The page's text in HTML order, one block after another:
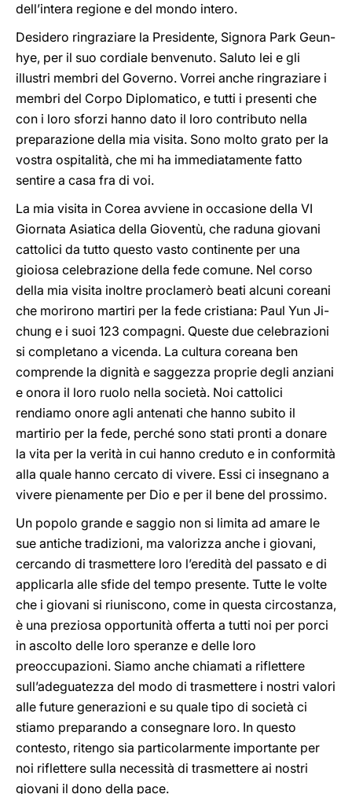
dell’intera regione e del mondo intero.
Desidero ringraziare la Presidente, Signora Park Geun-
hye, per il suo cordiale benvenuto. Saluto lei e gli
illustri membri del Governo. Vorrei anche ringraziare i
membri del Corpo Diplomatico, e tutti i presenti che
con i loro sforzi hanno dato il loro contributo nella
preparazione della mia visita. Sono molto grato per la
vostra ospitalità, che mi ha immediatamente fatto
sentire a casa fra di voi.
La mia visita in Corea avviene in occasione della VI
Giornata Asiatica della Gioventù, che raduna giovani
cattolici da tutto questo vasto continente per una
gioiosa celebrazione della fede comune. Nel corso
della mia visita inoltre proclamerò beati alcuni coreani
che morirono martiri per la fede cristiana: Paul Yun Ji-
chung e i suoi 123 compagni. Queste due celebrazioni
si completano a vicenda. La cultura coreana ben
comprende la dignità e saggezza proprie degli anziani
e onora il loro ruolo nella società. Noi cattolici
rendiamo onore agli antenati che hanno subito il
martirio per la fede, perché sono stati pronti a donare
la vita per la verità in cui hanno creduto e in conformità
alla quale hanno cercato di vivere. Essi ci insegnano a
vivere pienamente per Dio e per il bene del prossimo.
Un popolo grande e saggio non si limita ad amare le
sue antiche tradizioni, ma valorizza anche i giovani,
cercando di trasmettere loro l’eredità del passato e di
applicarla alle sfide del tempo presente. Tutte le volte
che i giovani si riuniscono, come in questa circostanza,
è una preziosa opportunità offerta a tutti noi per porci
in ascolto delle loro speranze e delle loro
preoccupazioni. Siamo anche chiamati a riflettere
sull’adeguatezza del modo di trasmettere i nostri valori
alle future generazioni e su quale tipo di società ci
stiamo preparando a consegnare loro. In questo
contesto, ritengo sia particolarmente importante per
noi riflettere sulla necessità di trasmettere ai nostri
giovani il dono della pace.